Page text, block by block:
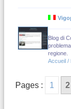
Blog di
regione.
Accueil /
Pages : 1 2